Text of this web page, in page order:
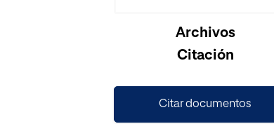
Archivos
Citación
Citar documentos